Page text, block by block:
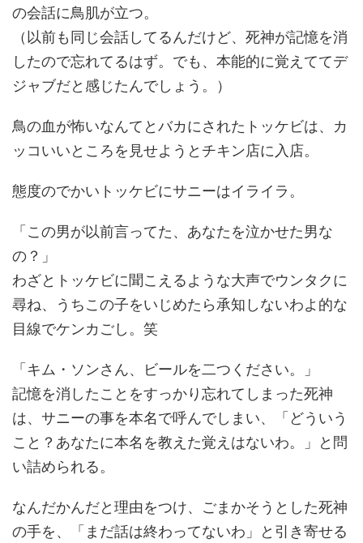
の会話に鳥肌が立つ。
（以前も同じ会話してるんだけど、死神が記憶を消
したので忘れてるはず。でも、本能的に覚えててデ
ジャブだと感じたんでしょう。）
鳥の血が怖いなんてとバカにされたトッケビは、カ
ッコいいところを見せようとチキン店に入店。
態度のでかいトッケビにサニーはイライラ。
「この男が以前言ってた、あなたを泣かせた男な
の？」
わざとトッケビに聞こえるような大声でウンタクに
尋ね、うちこの子をいじめたら承知しないわよ的な
目線でケンカごし。笑
「キム・ソンさん、ビールを二つください。」
記憶を消したことをすっかり忘れてしまった死神
は、サニーの事を本名で呼んでしまい、「どういう
こと？あなたに本名を教えた覚えはないわ。」と問
い詰められる。
なんだかんだと理由をつけ、ごまかそうとした死神
の手を、「まだ話は終わってないわ」と引き寄せる